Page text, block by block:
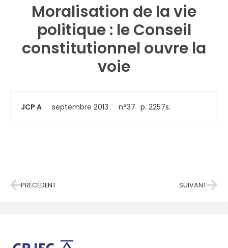
Moralisation de la vie
politique : le Conseil
constitutionnel ouvre la
voie
JCP A septembre 2013 n°37 p. 2257s.
PRÉCÉDENT SUIVANT